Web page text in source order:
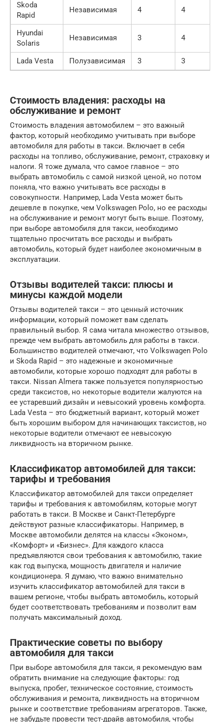
Skoda
Rapid
Независимая 4 4
Hyundai
Solaris
Независимая 3 4
Lada Vesta Полузависимая 3 3
Стоимость владения: расходы на
обслуживание и ремонт
Стоимость владения автомобилем – это важный
фактор, который необходимо учитывать при выборе
автомобиля для работы в такси. Включает в себя
расходы на топливо, обслуживание, ремонт, страховку и
налоги. Я тоже думала, что самое главное – это
выбрать автомобиль с самой низкой ценой, но потом
поняла, что важно учитывать все расходы в
совокупности. Например, Lada Vesta может быть
дешевле в покупке, чем Volkswagen Polo, но ее расходы
на обслуживание и ремонт могут быть выше. Поэтому,
при выборе автомобиля для такси, необходимо
тщательно просчитать все расходы и выбрать
автомобиль, который будет наиболее экономичным в
эксплуатации.
Отзывы водителей такси: плюсы и
минусы каждой модели
Отзывы водителей такси – это ценный источник
информации, который поможет вам сделать
правильный выбор. Я сама читала множество отзывов,
прежде чем выбрать автомобиль для работы в такси.
Большинство водителей отмечают, что Volkswagen Polo
и Skoda Rapid – это надежные и экономичные
автомобили, которые хорошо подходят для работы в
такси. Nissan Almera также пользуется популярностью
среди таксистов, но некоторые водители жалуются на
ее устаревший дизайн и невысокий уровень комфорта.
Lada Vesta – это бюджетный вариант, который может
быть хорошим выбором для начинающих таксистов, но
некоторые водители отмечают ее невысокую
ликвидность на вторичном рынке.
Классификатор автомобилей для такси:
тарифы и требования
Классификатор автомобилей для такси определяет
тарифы и требования к автомобилям, которые могут
работать в такси. В Москве и Санкт-Петербурге
действуют разные классификаторы. Например, в
Москве автомобили делятся на классы «Эконом»,
«Комфорт» и «Бизнес». Для каждого класса
предъявляются свои требования к автомобилю, такие
как год выпуска, мощность двигателя и наличие
кондиционера. Я думаю, что важно внимательно
изучить классификатор автомобилей для такси в
вашем регионе, чтобы выбрать автомобиль, который
будет соответствовать требованиям и позволит вам
получать максимальный доход.
Практические советы по выбору
автомобиля для такси
При выборе автомобиля для такси, я рекомендую вам
обратить внимание на следующие факторы: год
выпуска, пробег, техническое состояние, стоимость
обслуживания и ремонта, ликвидность на вторичном
рынке и соответствие требованиям агрегаторов. Также,
не забудьте провести тест-драйв автомобиля, чтобы